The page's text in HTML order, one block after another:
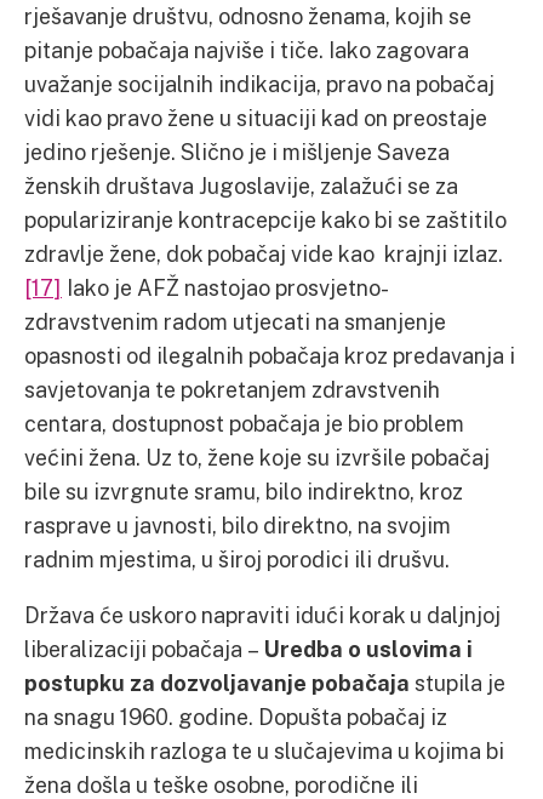
rješavanje društvu, odnosno ženama, kojih se
pitanje pobačaja najviše i tiče. Iako zagovara
uvažanje socijalnih indikacija, pravo na pobačaj
vidi kao pravo žene u situaciji kad on preostaje
jedino rješenje. Slično je i mišljenje Saveza
ženskih društava Jugoslavije, zalažući se za
populariziranje kontracepcije kako bi se zaštitilo
zdravlje žene, dok pobačaj vide kao krajnji izlaz.
[17] Iako je AFŽ nastojao prosvjetno-
zdravstvenim radom utjecati na smanjenje
opasnosti od ilegalnih pobačaja kroz predavanja i
savjetovanja te pokretanjem zdravstvenih
centara, dostupnost pobačaja je bio problem
većini žena. Uz to, žene koje su izvršile pobačaj
bile su izvrgnute sramu, bilo indirektno, kroz
rasprave u javnosti, bilo direktno, na svojim
radnim mjestima, u široj porodici ili drušvu.
Država će uskoro napraviti idući korak u daljnjoj
liberalizaciji pobačaja – Uredba o uslovima i
postupku za dozvoljavanje pobačaja stupila je
na snagu 1960. godine. Dopušta pobačaj iz
medicinskih razloga te u slučajevima u kojima bi
žena došla u teške osobne, porodične ili